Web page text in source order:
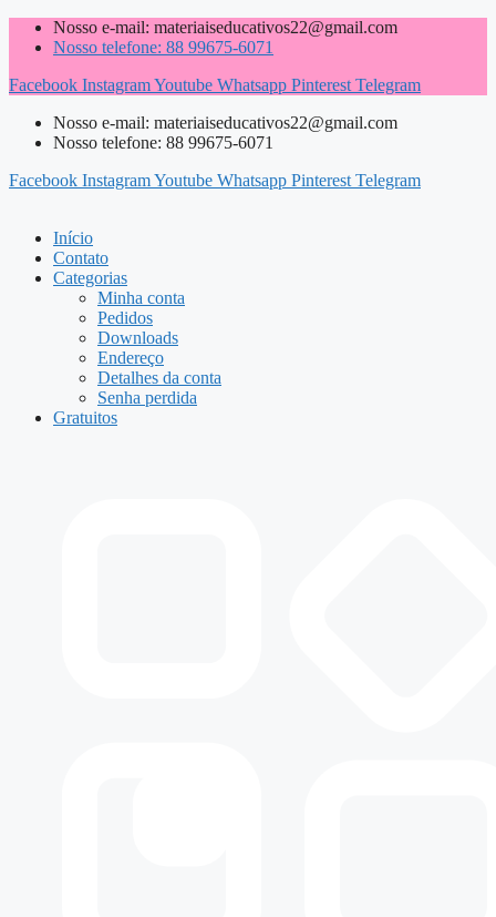
Pular
para
conteúdo
Nosso e-mail: materiaiseducativos22@gmail.com
Nosso telefone: 88 99675-6071
Facebook InstagramYoutube Whatsapp Pinterest Telegram
Nosso e-mail: materiaiseducativos22@gmail.com
Nosso telefone: 88 99675-6071
Facebook InstagramYoutube Whatsapp Pinterest Telegram
Início
Contato
Categorias
Minha conta
Pedidos
Downloads
Endereço
Detalhes da conta
Senha perdida
Gratuitos